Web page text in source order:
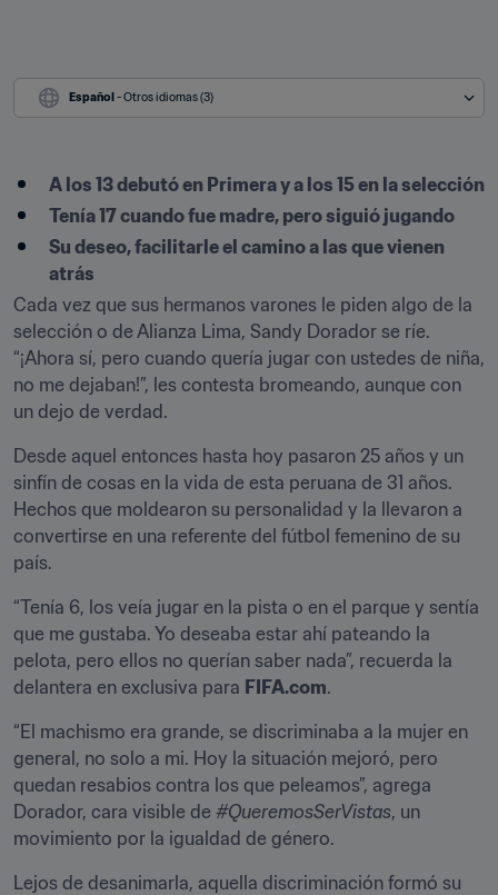
Español - Otros idiomas (3)
A los 13 debutó en Primera y a los 15 en la selección
Tenía 17 cuando fue madre, pero siguió jugando
Su deseo, facilitarle el camino a las que vienen
atrás
Cada vez que sus hermanos varones le piden algo de la
selección o de Alianza Lima, Sandy Dorador se ríe.
“¡Ahora sí, pero cuando quería jugar con ustedes de niña,
no me dejaban!”, les contesta bromeando, aunque con
un dejo de verdad.
Desde aquel entonces hasta hoy pasaron 25 años y un
sinfín de cosas en la vida de esta peruana de 31 años.
Hechos que moldearon su personalidad y la llevaron a
convertirse en una referente del fútbol femenino de su
país.
“Tenía 6, los veía jugar en la pista o en el parque y sentía
que me gustaba. Yo deseaba estar ahí pateando la
pelota, pero ellos no querían saber nada”, recuerda la
delantera en exclusiva para FIFA.com.
“El machismo era grande, se discriminaba a la mujer en
general, no solo a mi. Hoy la situación mejoró, pero
quedan resabios contra los que peleamos”, agrega
Dorador, cara visible de #QueremosSerVistas, un
movimiento por la igualdad de género.
Lejos de desanimarla, aquella discriminación formó su